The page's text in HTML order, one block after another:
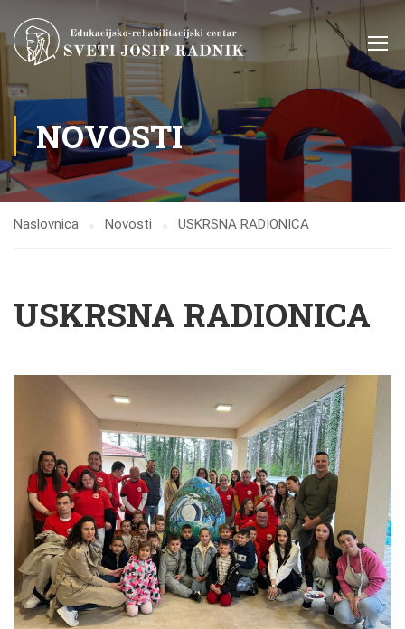
NOVOSTI
Naslovnica Novosti USKRSNA RADIONICA
USKRSNA RADIONICA